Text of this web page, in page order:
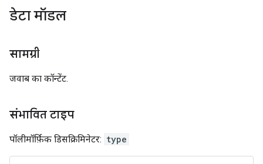
डेटा मॉडल
सामग्री
जवाब का कॉन्टेंट.
संभावित टाइप
पॉलीमॉर्फ़िक डिसक्रिमिनेटर: type